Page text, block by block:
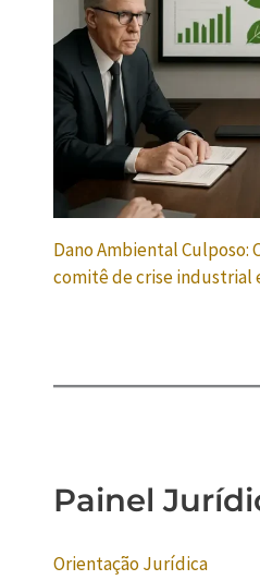
Dano Ambiental Culposo:
comitê de crise
Painel
Orientação Jurídica